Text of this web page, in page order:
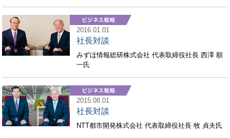
2016.01.01
社長対談
みずほ情報総研株式会社 代表取締役社長 西澤 順
一氏
2015.08.01
社長対談
NTT都市開発株式会社 代表取締役社長 牧 貞夫氏